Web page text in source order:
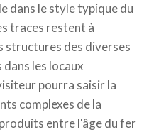
dans le style typique du
traces restent à
structures des diverses
les locaux
pourra saisir la
complexes de la
entre l'âge du fer